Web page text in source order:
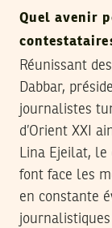
Quel avenir
Réunissant
Dabbar,
journalistes
d’Orient XXI
Lina Ejeilat, le
font face les
en constante